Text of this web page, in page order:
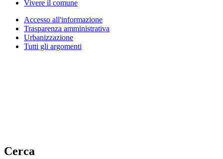
Vivere il comune
Accesso all'informazione
Trasparenza amministrativa
Urbanizzazione
Tutti gli argomenti
Cerca